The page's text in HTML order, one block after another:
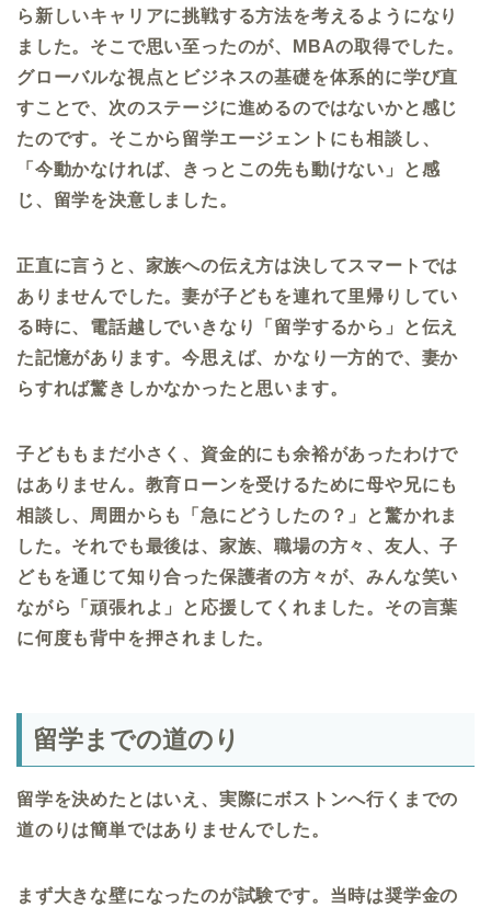
ら新しいキャリアに挑戦する方法を考えるようになり
ました。そこで思い至ったのが、
MBAの取得でした。
グローバルな視点とビジネスの基礎を体系的に学び直
すことで、次のステージに進めるのではないかと感じ
たのです。そこから留学エージェントにも相談し、
「今動かなければ、きっとこの先も動けない」と感
じ、留学を決意しました。
正直に言うと、家族への伝え方は決してスマートでは
ありませんでした。妻が子どもを連れて里帰りしてい
る時に、電話越しでいきなり「留学するから」と伝え
た記憶があります。今思えば、かなり一方的で、妻か
らすれば驚きしかなかったと思います。
子どももまだ小さく、資金的にも余裕があったわけで
はありません。教育ローンを受けるために母や兄にも
相談し、周囲からも「急にどうしたの？」と驚かれま
した。それでも最後は、家族、職場の方々、友人、子
どもを通じて知り合った保護者の方々が、みんな笑い
ながら「頑張れよ」と応援してくれました。その言葉
に何度も背中を押されました。
留学までの道のり
留学を決めたとはいえ、実際にボストンへ行くまでの
道のりは簡単ではありませんでした。
まず大きな壁になったのが試験です。当時は奨学金の